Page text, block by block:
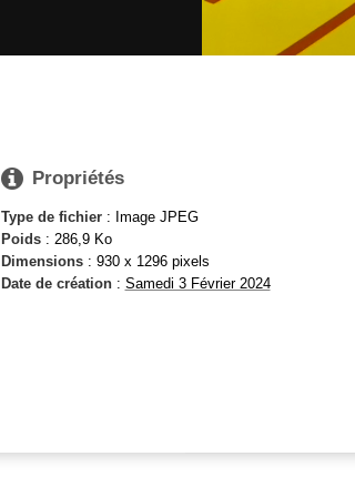
 Propriétés
Type de fichier: Image JPEG
Poids: 286,9 Ko
Dimensions: 930 x 1296 pixels
Date de création: Samedi 3 Février 2024